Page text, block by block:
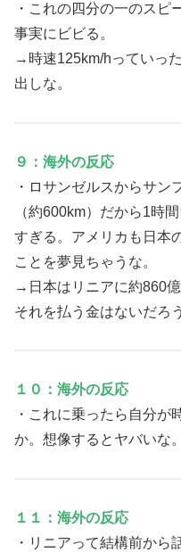
・これの四分の一のスピ
事実にビビる。
→時速125km/hっていっ
出しな。
９：海外の反応
・ロサンゼルスからサン
（約600km）だから1時
すぎる。アメリカも日本
ことを夢見ちゃうな。
→日本はリニアに約860
それを払う金はないだろ
１０：海外の反応
・これに乗ったら自分が
か。想像するとヤバいな。
１１：海外の反応
・リニアって結構前から